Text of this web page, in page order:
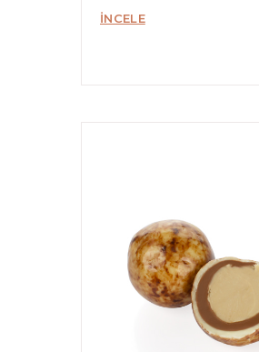
İNCELE